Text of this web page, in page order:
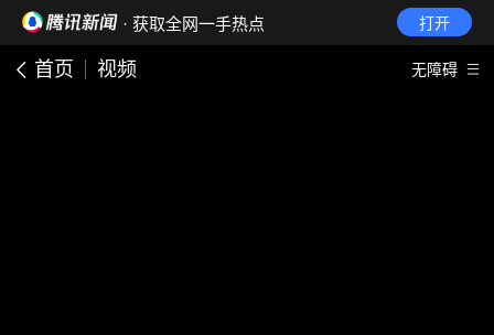
· 获取全网一手热点 打开
首页 视频 无障碍